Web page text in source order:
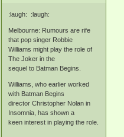
:laugh: :laugh:
Melbourne: Rumours are rife
that pop singer Robbie
Williams might play the role of
The Joker in the
sequel to Batman Begins.
Williams, who earlier worked
with Batman Begins
director Christopher Nolan in
Insomnia, has shown a
keen interest in playing the role.